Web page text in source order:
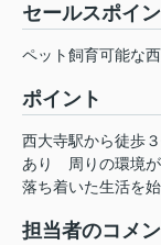
セールスポイ
ペット飼育可能な
ポイント
西大寺駅から徒歩
あり
周りの環境
落ち着いた生活を
担当者のコメ